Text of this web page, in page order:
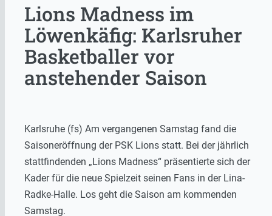
Lions Madness im
Löwenkäfig: Karlsruher
Basketballer vor
anstehender Saison
Karlsruhe (fs) Am vergangenen Samstag fand die
Saisoneröffnung der PSK Lions statt. Bei der jährlich
stattfindenden „Lions Madness“ präsentierte sich der
Kader für die neue Spielzeit seinen Fans in der Lina-
Radke-Halle. Los geht die Saison am kommenden
Samstag.